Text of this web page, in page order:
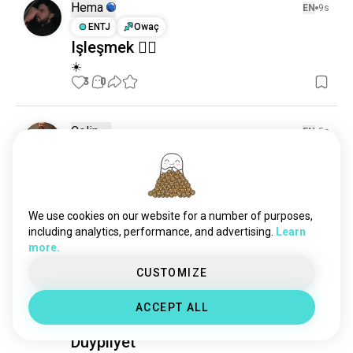
Hema EN 9s
ENTJ
Owaç
Işleşmek 🏋️‍♀️
☀️
3 0
Colin EN 5s
Bugün biraz bejergi we aşakda duýýardym, şonuň
öwürmek üçin ädim etdim. Ýöriň, gym-a giriň, näme
gerek bolsa. Işjeň boluň we zatlar gowulaşar.
EN
Düýpliýet
We use cookies on our website for a number of purposes,
including analytics, performance, and advertising.
Learn
more.
CUSTOMIZE
ACCEPT ALL